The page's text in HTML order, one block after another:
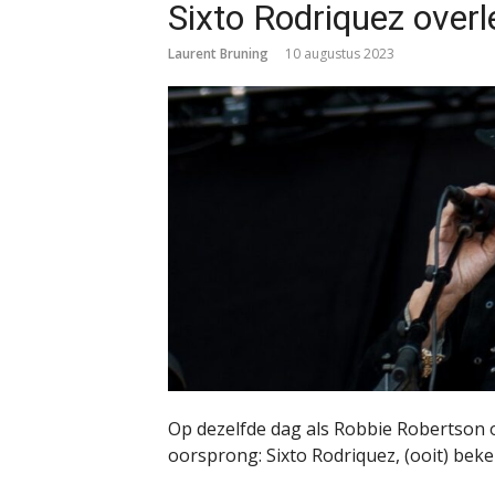
Sixto Rodriquez
Laurent Bruning 10 augustus 2023
Op dezelfde dag als Robbie
oorsprong: Sixto Rodriquez, (ooit)